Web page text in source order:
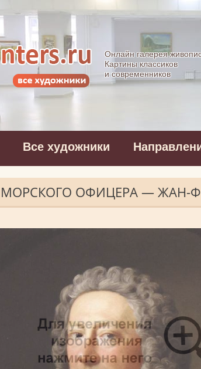
Allpainters.ru -
Онлайн галерея
Картины классиков
и современников
Все художники
МОРСКОГО ОФИЦЕРА — ЖАН-